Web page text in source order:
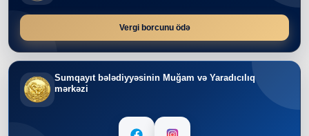
Vergi borcunu ödə
Sumqayıt bələdiyyəsinin Muğam və Yaradıcılıq
mərkəzi